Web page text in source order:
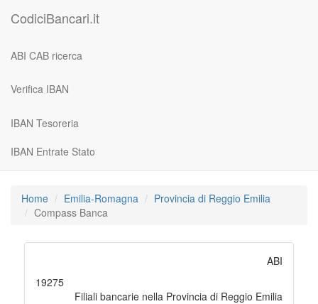
CodiciBancari.it
ABI CAB ricerca
Verifica IBAN
IBAN Tesoreria
IBAN Entrate Stato
Home Emilia-Romagna
Provincia di Reggio Emilia
Compass Banca
ABI
19275
Filiali bancarie nella Provincia di Reggio Emilia